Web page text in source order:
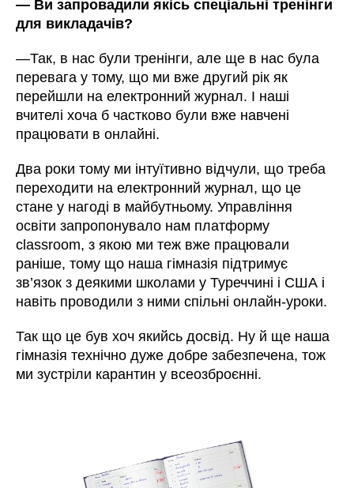
— Ви запровадили якісь спеціальні тренінги
для викладачів?
—Так, в нас були тренінги, але ще в нас була
перевага у тому, що ми вже другий рік як
перейшли на електронний журнал. І наші
вчителі хоча б частково були вже навчені
працювати в онлайні.
Два роки тому ми інтуїтивно відчули, що треба
переходити на електронний журнал, що це
стане у нагоді в майбутньому. Управління
освіти запропонувало нам платформу
classroom, з якою ми теж вже працювали
раніше, тому що наша гімназія підтримує
зв’язок з деякими школами у Туреччині і США і
навіть проводили з ними спільні онлайн-уроки.
Так що це був хоч якийсь досвід. Ну й ще наша
гімназія технічно дуже добре забезпечена, тож
ми зустріли карантин у всеозброєнні.